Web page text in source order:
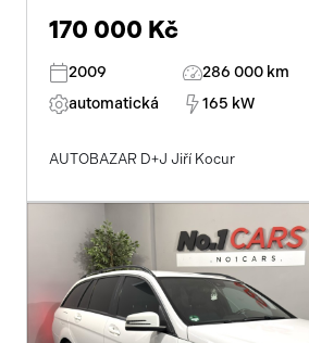
170 000 Kč
2009 286 000 km
automatická
165 kW
AUTOBAZAR D+J Jiří Kocur